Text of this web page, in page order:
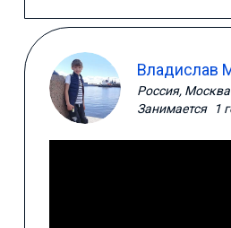
Владислав
Россия, Москва
Занимается
1